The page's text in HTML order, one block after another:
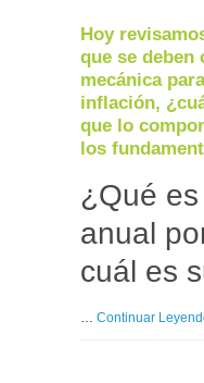
Hoy
que se deben
mecánica
inflación,
que lo
los
¿Qué
anual
cuál es
… Continuar